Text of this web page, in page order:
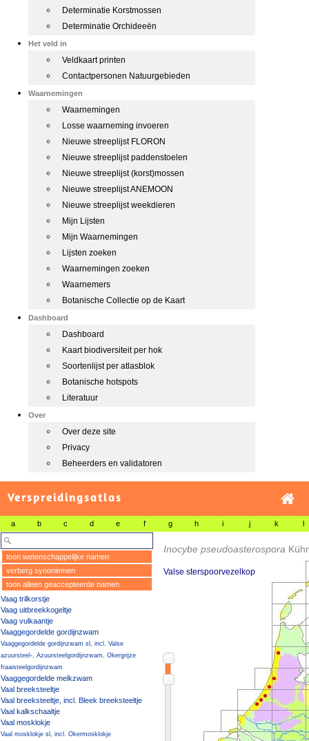
Determinatie Korstmossen
Determinatie Orchideeën
Het veld in
Veldkaart printen
Contactpersonen Natuurgebieden
Waarnemingen
Waarnemingen
Losse waarneming invoeren
Nieuwe streeplijst FLORON
Nieuwe streeplijst paddenstoelen
Nieuwe streeplijst (korst)mossen
Nieuwe streeplijst ANEMOON
Nieuwe streeplijst weekdieren
Mijn Lijsten
Mijn Waarnemingen
Lijsten zoeken
Waarnemingen zoeken
Waarnemers
Botanische Collectie op de Kaart
Dashboard
Dashboard
Kaart biodiversiteit per hok
Soortenlijst per atlasblok
Botanische hotspots
Literatuur
Over
Over deze site
Privacy
Beheerders en validatoren
Verspreidingsatlas
a b c d e f g h i j k l
toon wetenschappelijke namen
verberg synoniemen
toon alleen geaccepteerde namen
Vaag trilkorstje
Vaag uitbreekkogeltje
Vaag vulkaantje
Vaaggegordelde gordijnzwam
Vaaggegordelde gordijnzwam sl, incl. Valse
azuursteel-, Azuursteelgordijnzwam, Okergrijze
fraaisteelgordijnzwam
Vaaggegordelde melkzwam
Vaal breeksteeltje
Vaal breeksteeltje, incl. Bleek breeksteeltje
Vaal kalkschaaltje
Vaal mosklokje
Vaal mosklokje sl, incl. Okermosklokje
Inocybe pseudoasterospora
Valse sterspoorvezelkop